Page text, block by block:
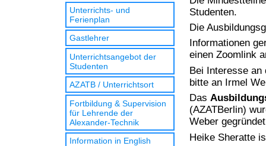
Unterrichts- und
Ferienplan
Gastlehrer
Unterrichtsangebot der
Studenten
AZATB / Unterrichtsort
Fortbildung & Supervision
für Lehrende der
Alexander-Technik
Information in English
Studenten.
Die
Informationen
einen Zoomlink
Bei Interesse an
bitte an Irmel
Das
(AZATBerlin)
Weber
Heike Sheratte